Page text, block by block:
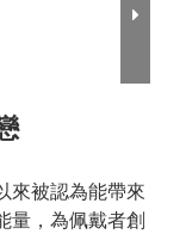
來被認為能帶來
量，為佩戴者創